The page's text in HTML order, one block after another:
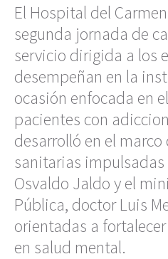
El Hospital del
segunda jornada de
servicio dirigida a los
desempeñan en la
ocasión enfocada en
pacientes con
desarrolló en el
sanitarias
Osvaldo Jaldo y el
Pública, doctor Luis
orientadas a
en salud mental.